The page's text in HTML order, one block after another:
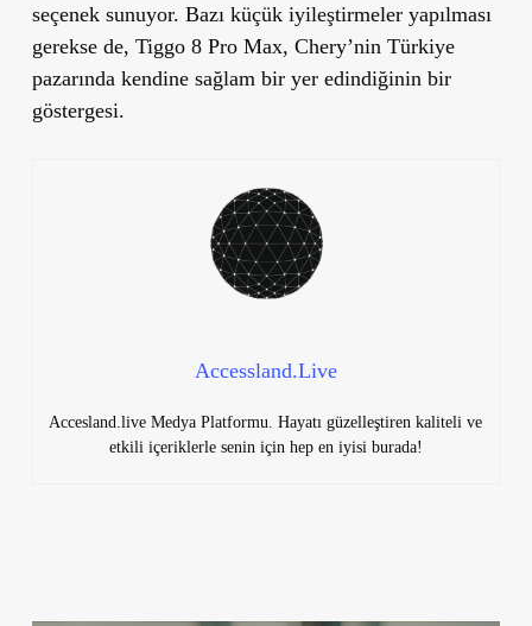
seçenek sunuyor. Bazı küçük iyileştirmeler yapılması
gerekse de, Tiggo 8 Pro Max, Chery’nin Türkiye
pazarında kendine sağlam bir yer edindiğinin bir
göstergesi.
Accessland.Live
Accesland.live Medya Platformu. Hayatı güzelleştiren kaliteli ve
etkili içeriklerle senin için hep en iyisi burada!